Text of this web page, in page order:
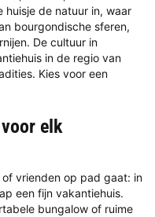
de natuur in, waar
bourgondische sferen,
De cultuur in
in de regio van
Kies voor een
elk
of vrienden op pad gaat: in
een fijn vakantiehuis.
bungalow of ruime